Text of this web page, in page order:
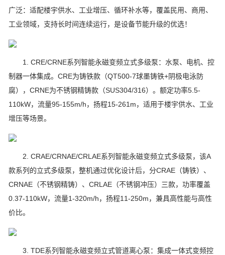
广泛：适配楼宇供水、工业增压、循环补水等，覆盖民用、商用、
工业领域，支持长时间连续运行，是设备节能升级的优选！
1. CRE/CRNE系列智能永磁变频立式多级泵：水泵、电机、控
制器一体集成。CRE为铸铁款（QT500-7球墨铸铁+阴极电泳防
腐），CRNE为不锈钢精铸款（SUS304/316）。额定功率5.5-
110kW，流量95-155m/h，扬程15-261m，适用于楼宇供水、工业
增压等场景。
2. CRAE/CRNAE/CRLAE系列智能永磁变频立式多级泵，该A
款系列的立式多级泵，整机通过优化设计后，分CRAE（铸铁）、
CRNAE（不锈钢精铸）、CRLAE（不锈钢冲压）三款，功率覆盖
0.37-110kW，流量1-320m/h，扬程11-250m，兼具高性能与高性
价比。
3. TDE系列智能永磁变频立式管道离心泵：集成一体式变频控